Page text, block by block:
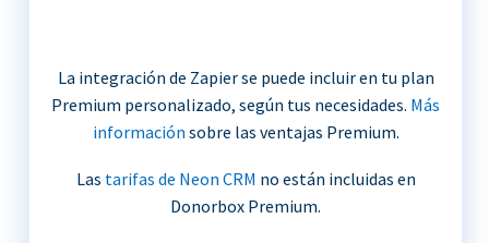
La integración de Zapier se puede incluir en tu plan
Premium personalizado, según tus necesidades. Más
información sobre las ventajas Premium.
Las tarifas de Neon CRM no están incluidas en
Donorbox Premium.